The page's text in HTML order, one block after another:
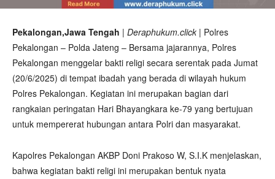
Pekalongan,Jawa Tengah | Deraphukum.click | Polres
Pekalongan – Polda Jateng – Bersama jajarannya, Polres
Pekalongan menggelar bakti religi secara serentak pada Jumat
(20/6/2025) di tempat ibadah yang berada di wilayah hukum
Polres Pekalongan. Kegiatan ini merupakan bagian dari
rangkaian peringatan Hari Bhayangkara ke-79 yang bertujuan
untuk mempererat hubungan antara Polri dan masyarakat.
Kapolres Pekalongan AKBP Doni Prakoso W, S.I.K menjelaskan,
bahwa kegiatan bakti religi ini merupakan bentuk nyata